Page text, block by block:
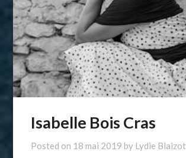
Isabelle Bois Cras
Posted on 18 mai 2019 by Lydie Blaizot